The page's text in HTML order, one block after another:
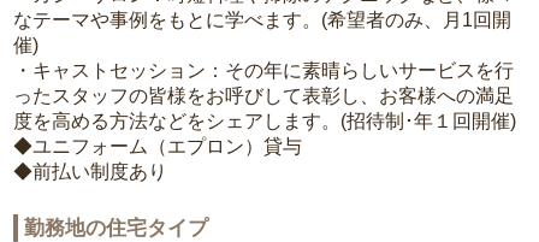
なテーマや事例をもとに学べます。(希望者のみ、月1回開
催)
・キャストセッション：その年に素晴らしいサービスを行
ったスタッフの皆様をお呼びして表彰し、お客様への満足
度を高める方法などをシェアします。(招待制･年１回開催)
◆ユニフォーム（エプロン）貸与
◆前払い制度あり
勤務地の住宅タイプ